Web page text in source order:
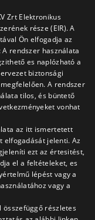
© Copyright 2026 BKV Zrt.
nyilatkozat
és tájékoztatások
Pf. 11.
Akácfa u. 15.
36 1 461-65-00
Zrt Elektronikus
része (EIR). A
Ön elfogadja az
rendszer használata
es naplózható a
biztonsági
A rendszer
tilos, és büntető
vonhat
az itt ismertetett
elfogadását jelenti. Az
ezt az értesitést,
el a feltételeket, es
lépést vagy a
vagy a
összefüggő részletes